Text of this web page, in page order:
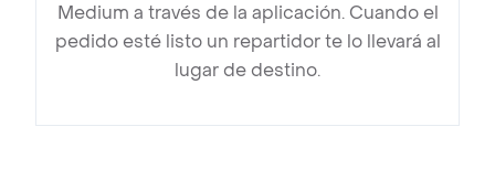
Medium a través de la aplicación. Cuando el
pedido esté listo un repartidor te lo llevará al
lugar de destino.